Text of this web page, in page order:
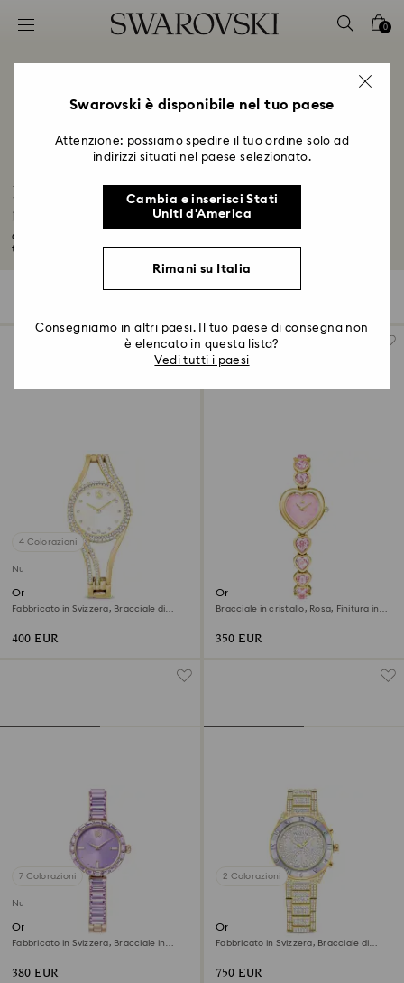
Accesskeys list
2 - Footer
4 - Search results
0
Regali per il primo anniversario di
matrimonio
Congratulazioni per il vostro primo anno di matrimonio. Festeggia questo
traguardo...
Leggi tutto
4 Colorazioni
Nuovo
Orologio Hyperbola bangle
Fabbricato in Svizzera, Bracciale di
400 EUR
Orologio Idyllia Heart
Bracciale in cristallo, Rosa, Finitura in
350 EUR
7 Colorazioni
Nuovo
Orologio Matrix bangle
Fabbricato in Svizzera, Bracciale in
380 EUR
2 Colorazioni
Orologio Dextera lux
Fabbricato in Svizzera, Bracciale di
750 EUR
Swarovski è disponibile nel tuo paese
Attenzione: possiamo spedire il tuo ordine solo ad
indirizzi situati nel paese selezionato.
Cambia e inserisci Stati
Uniti d'America
Rimani su Italia
Consegniamo in altri paesi. Il tuo paese di consegna non
è elencato in questa lista?
Vedi tutti i paesi